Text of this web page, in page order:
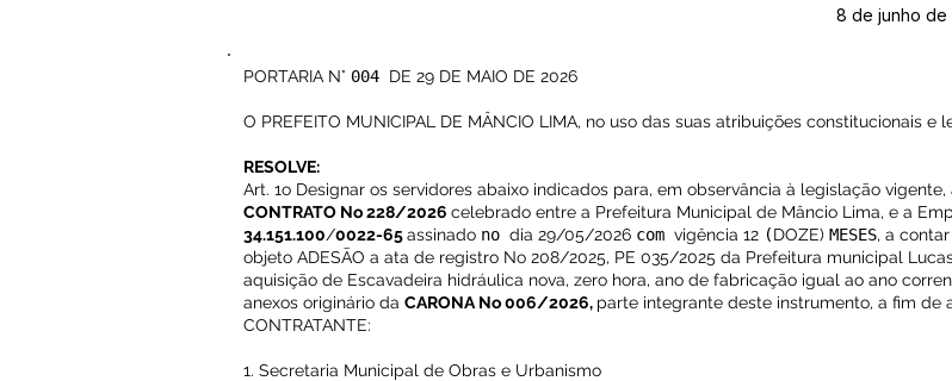
8 de junho de
PORTARIA N° 004 DE 29 DE MAIO DE 2026
O PREFEITO MUNICIPAL DE MÂNCIO LIMA, no uso das suas atribuições constitucionais e
RESOLVE:
Art. 1o Designar os servidores abaixo indicados para, em observância à legislação
CONTRATO No 228/2026 celebrado entre a Prefeitura Municipal de Mâncio Lima, e a
34.151.100/0022-65assinado no dia 29/05/2026 com vigência 12 (DOZE) MESES, a
objeto ADESÃO a ata de registro No 208/2025, PE 035/2025 da Prefeitura municipal
aquisição de Escavadeira hidráulica nova, zero hora, ano de fabricação igual ao ano
anexos originário da CARONA No 006/2026, parte integrante deste instrumento, a fim de
CONTRATANTE:
1. Secretaria Municipal de Obras e Urbanismo